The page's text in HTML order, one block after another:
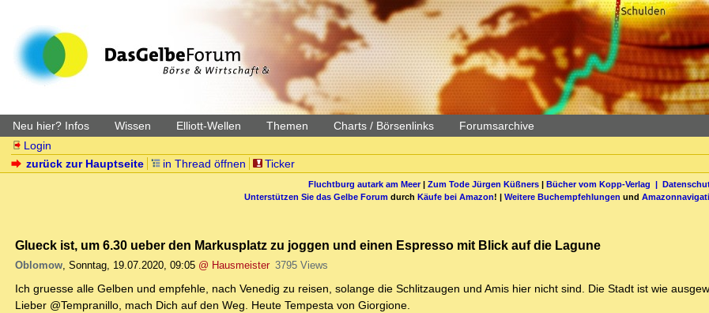
Neu hier? Infos Wissen Elliott-Wellen Themen Charts / Börsenlinks Forumsarchive
Login
zurück zur Hauptseite
in Thread öffnen Ticker
Fluchtburg autark am Meer| Zum Tode Jürgen Küßners| Bücher vom Kopp-Verlag |
Unterstützen Sie das Gelbe Forum durch Käufe bei Amazon! | Weitere Buchempfehlungen und
Glueck ist, um 6.30 ueber den Markusplatz zu joggen und einen Espresso mit Blick auf die Lagune
Oblomow, Sonntag, 19.07.2020, 09:05 @ Hausmeister 3795 Views
Ich gruesse alle Gelben und empfehle, nach Venedig zu reisen, solange die Schlitzaugen und Amis hier nicht sind. Die Stadt ist wie
Lieber @Tempranillo, mach Dich auf den Weg. Heute Tempesta von Giorgione.